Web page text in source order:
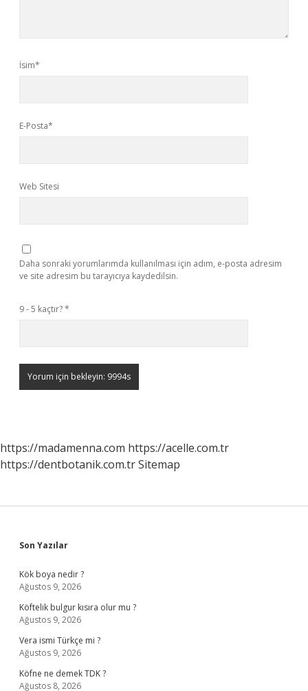
İsim*
E-Posta*
Web Sitesi
Daha sonraki yorumlarımda kullanılması için adım, e-posta adresim
ve site adresim bu tarayıcıya kaydedilsin.
9 - 5 kaçtır?*
https://madamenna.com https://acelle.com.tr
https://dentbotanik.com.trSitemap
Sidebar
Son Yazılar
Kök boya nedir ?
Ağustos 9, 2026
Köftelik bulgur kısıra olur mu ?
Ağustos 9, 2026
Vera ismi Türkçe mi ?
Ağustos 9, 2026
Köfne ne demek TDK ?
Ağustos 8, 2026